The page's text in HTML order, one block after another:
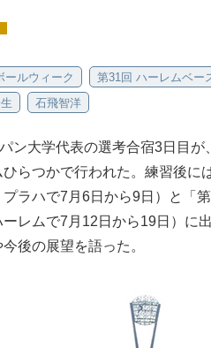
ールウィーク 第31回 ハーレムベー
石飛智洋
ン大学代表の選考合宿3日目が
らつかで行われた。練習後に
プラハで7月6日から9日）と「
レムで7月12日から19日）に
後の展望を語った。